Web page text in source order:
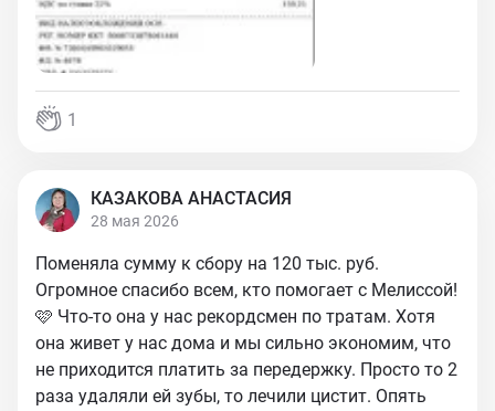
1
КАЗАКОВА АНАСТАСИЯ
28 мая 2026
Поменяла сумму к сбору на 120 тыс. руб.
Огромное спасибо всем, кто помогает с Мелиссой!
🩷 Что-то она у нас рекордсмен по тратам. Хотя
она живет у нас дома и мы сильно экономим, что
не приходится платить за передержку. Просто то 2
раза удаляли ей зубы, то лечили цистит. Опять